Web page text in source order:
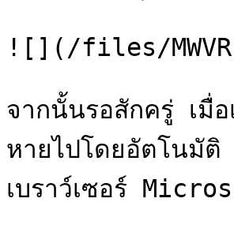
![](/files/
จากนั้นรอสักครู่ เ
หายไปโดยอัตโนมัติ